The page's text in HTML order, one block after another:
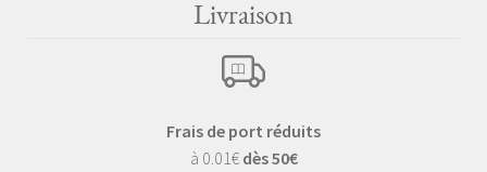
Livraison
Frais de port réduits
à 0.01€ dès 50€